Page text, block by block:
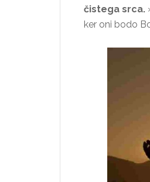
čistega srca.
ker oni bodo